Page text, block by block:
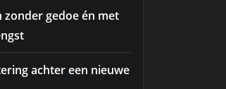
zonder gedoe én met
achter een nieuwe